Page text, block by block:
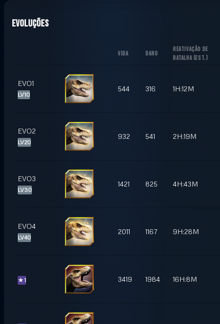
Evoluções
VIDA DANO
REATIVAÇÃO DE
BATALHA (EST.)
EVO1
LV10
544 316 1H:12M
EVO2
LV20
932 541 2H:19M
EVO3
LV30
1421 825 4H:43M
EVO4
LV40
2011 1167 9H:28M
★1 3419 1984 16H:8M